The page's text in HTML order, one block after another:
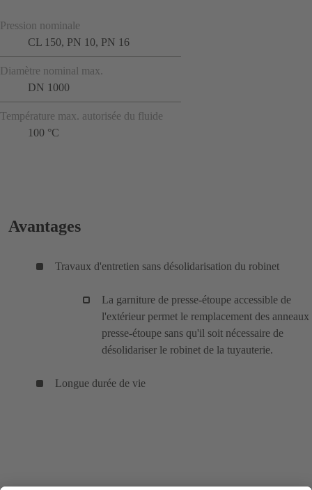
Pression nominale
CL 150, PN 10, PN 16
Diamètre nominal max.
DN 1000
Température max. autorisée du fluide
100 °C
Avantages
Travaux d'entretien sans désolidarisation du robinet
La garniture de presse-étoupe accessible de
l'extérieur permet le remplacement des anneaux
presse-étoupe sans qu'il soit nécessaire de
désolidariser le robinet de la tuyauterie.
Longue durée de vie